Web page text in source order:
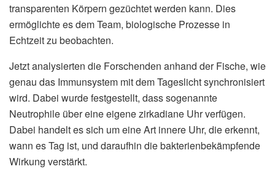
transparenten Körpern gezüchtet werden kann. Dies
ermöglichte es dem Team, biologische Prozesse in
Echtzeit zu beobachten.
Jetzt analysierten die Forschenden anhand der Fische, wie
genau das Immunsystem mit dem Tageslicht synchronisiert
wird. Dabei wurde festgestellt, dass sogenannte
Neutrophile über eine eigene zirkadiane Uhr verfügen.
Dabei handelt es sich um eine Art innere Uhr, die erkennt,
wann es Tag ist, und daraufhin die bakterienbekämpfende
Wirkung verstärkt.